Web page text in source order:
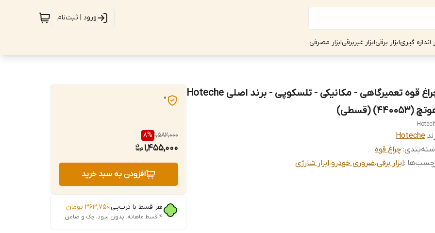
ورود | ثبت‌نام
اندازه گیریابزار برقیابزار غیربرقیابزار مصرفی
چراغ قوه تعمیرگاهی - مکانیکی - تلسکوپی - برند اصلی Hoteche
(440053) (قسطی)
Hoteche
: چراغ قوه
:ابزار برقی،ضروری خودرو،ابزار شارژی
0
1,582,000
8%
1,455,000
افزودن به سبد خرید
هر قسط با ترب‌پی:۳۶۳٬۷۵۰ تومان
۴ قسط ماهانه. بدون سود، چک و ضامن.